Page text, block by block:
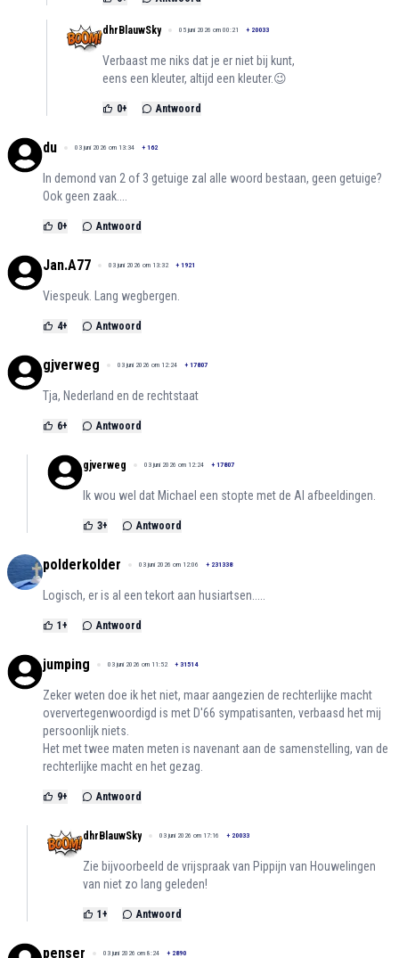
dhrBlauwSky 05 juni 2026 om 00:21 + 20033
Verbaast me niks dat je er niet bij kunt,
eens een kleuter, altijd een kleuter.😉
0+ Antwoord
du 03 juni 2026 om 13:34 + 162
In demond van 2 of 3 getuige zal alle woord bestaan, geen getuige?
Ook geen zaak....
0+ Antwoord
Jan.A77 03 juni 2026 om 13:32 + 1921
Viespeuk. Lang wegbergen.
4+ Antwoord
gjverweg 03 juni 2026 om 12:24 + 17807
Tja, Nederland en de rechtstaat
6+ Antwoord
gjverweg 03 juni 2026 om 12:24 + 17807
Ik wou wel dat Michael een stopte met de AI afbeeldingen.
3+ Antwoord
polderkolder 03 juni 2026 om 12:06 + 231338
Logisch, er is al een tekort aan husiartsen.....
1 + Antwoord
jumping 03 juni 2026 om 11:52 + 31514
Zeker weten doe ik het niet, maar aangezien de rechterlijke macht
oververtegenwoordigd is met D'66 sympatisanten, verbaasd het mij
persoonlijk niets.
Het met twee maten meten is navenant aan de samenstelling, van de
rechterlijke macht en het gezag.
9+ Antwoord
dhrBlauwSky 03 juni 2026 om 17:16 + 20033
Zie bijvoorbeeld de vrijspraak van Pippijn van Houwelingen
van niet zo lang geleden!
1 + Antwoord
penser 03 juni 2026 om 8:24 + 2890